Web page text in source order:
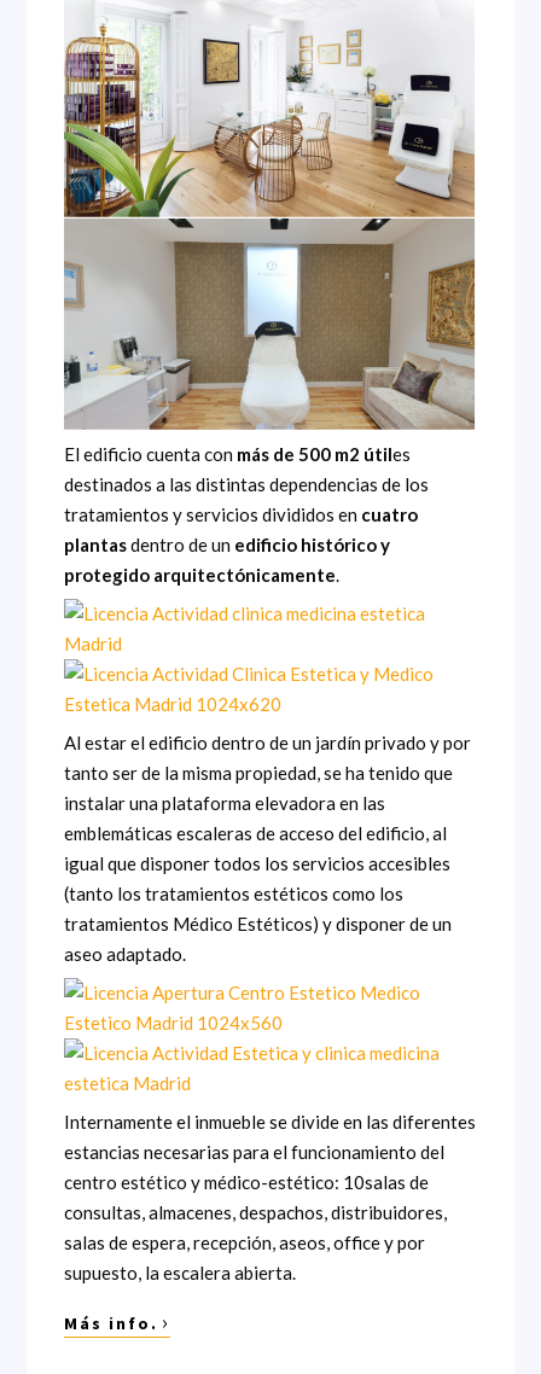
El edificio cuenta con más de 500 m2 útiles
destinados a las distintas dependencias de los
tratamientos y servicios divididos en cuatro
plantasdentro de un edificio histórico y
protegido arquitectónicamente.
Al estar el edificio dentro de un jardín privado y por
tanto ser de la misma propiedad, se ha tenido que
instalar una plataforma elevadora en las
emblemáticas escaleras de acceso del edificio, al
igual que disponer todos los servicios accesibles
(tanto los tratamientos estéticos como los
tratamientos Médico Estéticos) y disponer de un
aseo adaptado.
Internamente el inmueble se divide en las diferentes
estancias necesarias para el funcionamiento del
centro estético y médico-estético: 10salas de
consultas, almacenes, despachos, distribuidores,
salas de espera, recepción, aseos, office y por
supuesto, la escalera abierta.
Más info. ›